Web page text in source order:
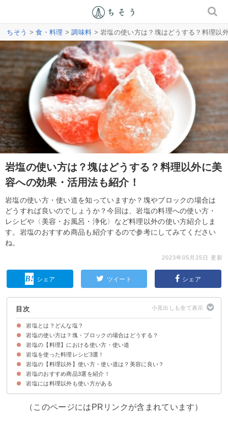
ちそう >食・料理 >調味料 > 岩塩の使い方は？塊はどうする？料理以
岩塩の使い方は？塊はどうする？料理以外に美
容への効果・活用法も紹介！
岩塩の使い方・使い道を知っていますか？塊やブロックの場合は
どうすれば良いのでしょうか？今回は、岩塩の料理への使い方・
レシピや〈美容・お風呂・浄化〉など料理以外の使い方紹介しま
す。岩塩のおすすめ商品も紹介するので参考にしてみてください
ね。
2023年05月25日 更新
シェア ツイート シェア
目次
岩塩とは？どんな塩？
岩塩はピンク色のヒマラヤ岩塩が一般的
岩塩の色による特徴の違い
岩塩の使い方は？塊・ブロックの場合はどうする？
岩塩の使い道は料理〜美容まで幅広い
岩塩はそのまま食べてもいいが食べ過ぎには注意
塊・ブロックの岩塩は砕くか削って使おう
岩塩の【料理】における使い方・使い道
①調味料・味付けに使う
②料理・ドリンクの見栄えを良くする
ただ岩塩は肉の下処理には不向きとされている
岩塩を使った料理レシピ3選！
①桃とモッツアレラチーズの前菜
②鶏の岩塩焼き
③全粒粉で作る塩パン
岩塩の【料理以外】使い方・使い道は？美容に良い？
①お風呂用バスソルトやスキンケアなど美容に使う
②スピリチュアル的な浄化目的としてインテリアにもなる
岩塩のおすすめ商品3選を紹介！
①選べる食用ヒマラヤ岩塩
②世界の岩塩ボトルセット
③バスソルト6色セット
岩塩には料理以外も使い方がある
（このページにはPRリンクが含まれています）